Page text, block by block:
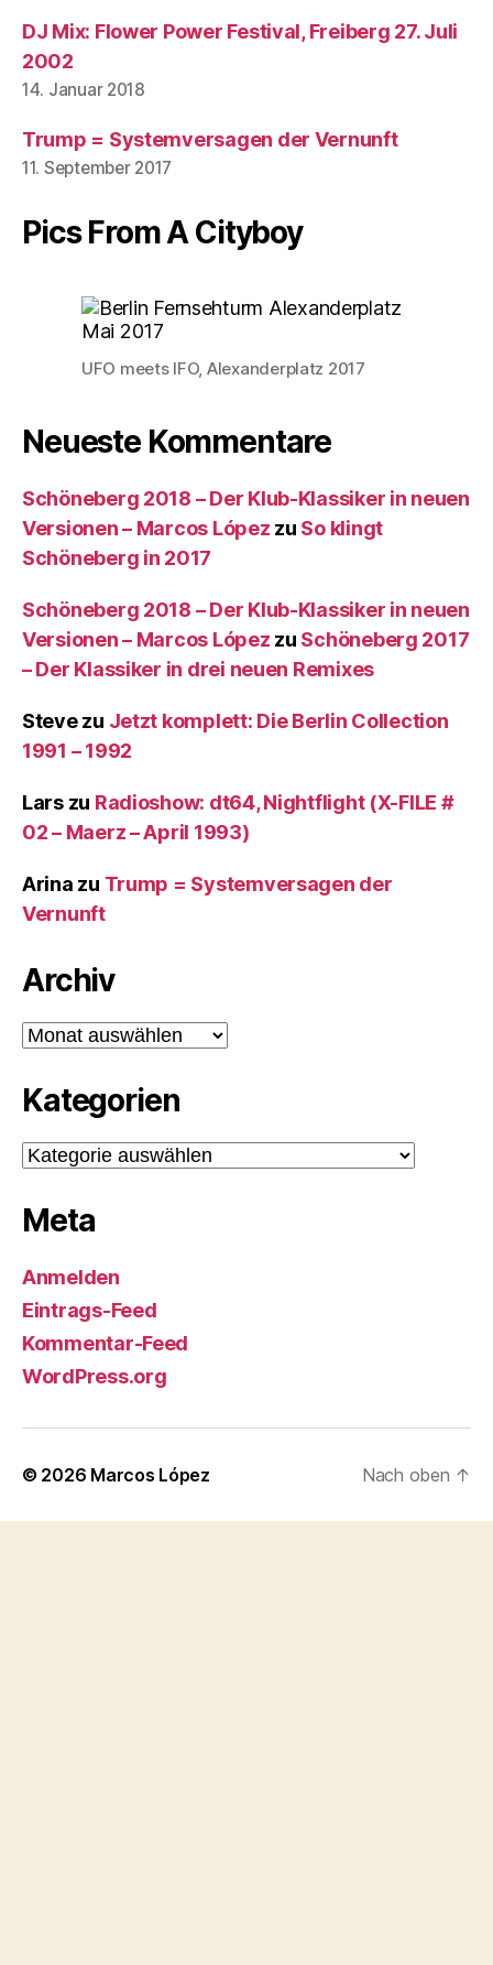
DJ Mix: Flower Power Festival, Freiberg 27. Juli
2002
14. Januar 2018
Trump = Systemversagen der Vernunft
11. September 2017
Pics From A Cityboy
UFO meets IFO, Alexanderplatz 2017
Neueste Kommentare
Schöneberg 2018 – Der Klub-Klassiker in neuen
Versionen – Marcos López zu So klingt
Schöneberg in 2017
Schöneberg 2018 – Der Klub-Klassiker in neuen
Versionen – Marcos López zu Schöneberg 2017
– Der Klassiker in drei neuen Remixes
Stevezu Jetzt komplett: Die Berlin Collection
1991 – 1992
Larszu Radioshow: dt64, Nightflight (X-FILE #
02 – Maerz – April 1993)
Arina zu Trump = Systemversagen der
Vernunft
Archiv
Archiv
Kategorien
Kategorien
Meta
Anmelden
Eintrags-Feed
Kommentar-Feed
WordPress.org
© 2026 Marcos López Nach oben ↑